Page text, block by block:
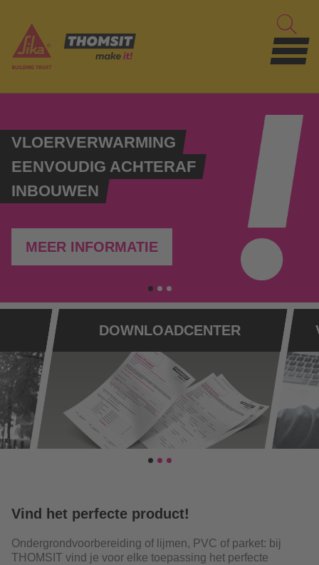
VLOERVERWARMING
EENVOUDIG ACHTERAF
INBOUWEN
MEER INFORMATIE
Vind het perfecte product!
Ondergrondvoorbereiding of lijmen, PVC of parket: bij
THOMSIT vind je voor elke toepassing het perfecte